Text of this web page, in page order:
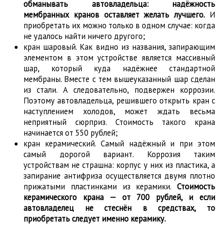
обманывать автовладельца: надёжность
мембранных кранов оставляет желать лучшего. И
приобретать их можно только в одном случае: когда
не удалось найти ничего другого;
кран шаровый. Как видно из названия, запирающим
элементом в этом устройстве является массивный
шар, который куда надёжнее стандартной
мембраны. Вместе с тем вышеуказанный шар сделан
из стали. А следовательно, подвержен коррозии.
Поэтому автовладельца, решившего открыть кран с
наступлением холодов, может ждать весьма
неприятный сюрприз. Стоимость такого крана
начинается от 550 рублей;
кран керамический. Самый надёжный и при этом
самый дорогой вариант. Коррозия таким
устройствам не страшна: корпус у них из пластика, а
запирание антифриза осуществляется двумя плотно
прижатыми пластинками из керамики. Стоимость
керамического крана — от 700 рублей, и если
автовладелец не стеснён в средствах, то
приобретать следует именно керамику.